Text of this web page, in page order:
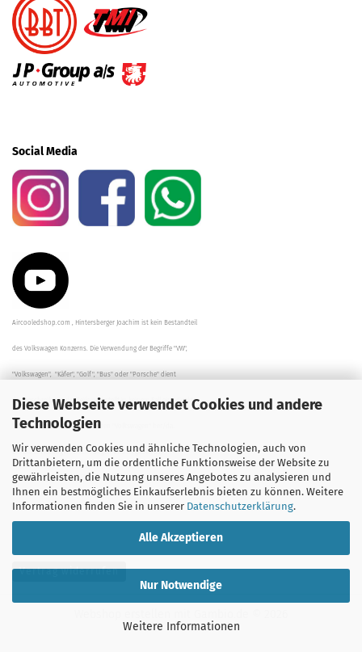
Diese Webseite verwendet Cookies und andere
Technologien
Wir verwenden Cookies und ähnliche Technologien, auch von
Drittanbietern, um die ordentliche Funktionsweise der Website zu
gewährleisten, die Nutzung unseres Angebotes zu analysieren und
Ihnen ein bestmögliches Einkaufserlebnis bieten zu können. Weitere
Informationen finden Sie in unserer Datenschutzerklärung.
Alle Akzeptieren
Nur Notwendige
Weitere Informationen
Social Media
Aircooledshop.com , Hintersberger Joachim ist kein Bestandteil
des Volkswagen Konzerns. Die Verwendung der Begriffe "VW",
"Volkswagen", "Käfer", "Golf", "Bus" oder "Porsche" dient
der Beschreibung der Teile und stellt in keinem Fall eine direkte
Verbindung zu dem Unternehmen "Volkswagen" her/da.
Die Beschreibungen, Zeichnungen und Angaben zur
Verwendung sind sorgfältig überprüft worden.
Vertrag widerrufen